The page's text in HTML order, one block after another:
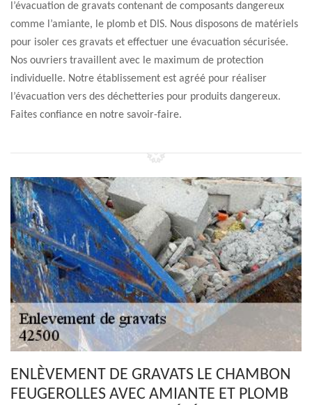
l’évacuation de gravats contenant de composants dangereux
comme l’amiante, le plomb et DIS. Nous disposons de matériels
pour isoler ces gravats et effectuer une évacuation sécurisée.
Nos ouvriers travaillent avec le maximum de protection
individuelle. Notre établissement est agréé pour réaliser
l’évacuation vers des déchetteries pour produits dangereux.
Faites confiance en notre savoir-faire.
ENLÈVEMENT DE GRAVATS LE CHAMBON
FEUGEROLLES AVEC AMIANTE ET PLOMB